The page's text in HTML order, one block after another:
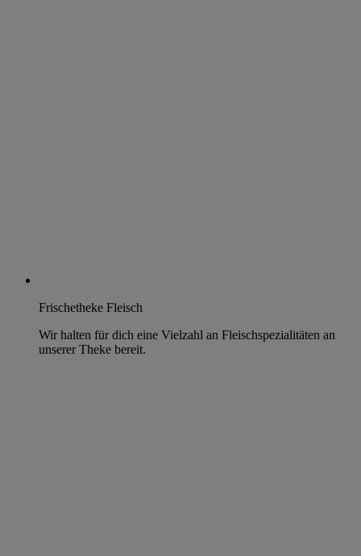
Frischetheke Fleisch
Wir halten für dich eine Vielzahl an Fleischspezialitäten an
unserer Theke bereit.